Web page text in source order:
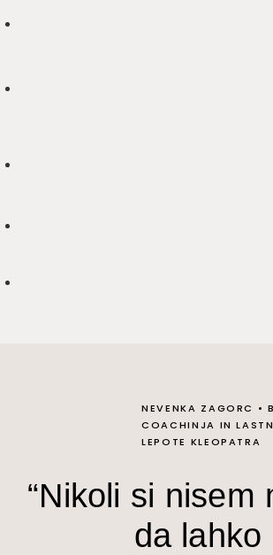
NEVENKA ZAGORC •
COACHINJA IN
LEPOTE KLEOPATRA
“Nikoli si nisem
da lahko